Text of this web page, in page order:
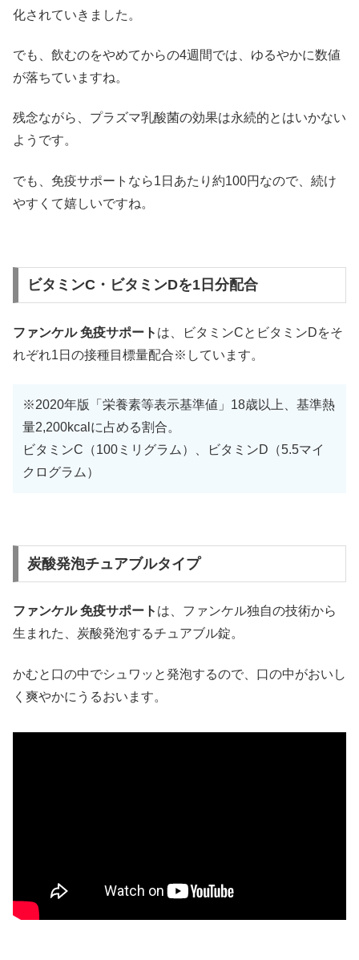
化されていきました。
でも、飲むのをやめてからの4週間では、ゆるやかに数値
が落ちていますね。
残念ながら、プラズマ乳酸菌の効果は永続的とはいかない
ようです。
でも、免疫サポートなら1日あたり約100円なので、続け
やすくて嬉しいですね。
ビタミンC・ビタミンDを1日分配合
ファンケル 免疫サポート は、ビタミンCとビタミンDをそ
れぞれ1日の接種目標量配合※しています。
※2020年版「栄養素等表示基準値」18歳以上、基準熱
量2,200kcalに占める割合。
ビタミンC（100ミリグラム）、ビタミンD（5.5マイ
クログラム）
炭酸発泡チュアブルタイプ
ファンケル 免疫サポート は、ファンケル独自の技術から
生まれた、炭酸発泡するチュアブル錠。
かむと口の中でシュワッと発泡するので、口の中がおいし
く爽やかにうるおいます。